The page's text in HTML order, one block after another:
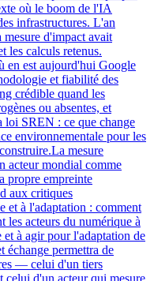
où le boom de l'IA
infrastructures. L'an
d'impact avait
les calculs retenus.
en est aujourd'hui Google
et fiabilité des
crédible quand les
ou absentes, et
loi SREN : ce que change
environnementale pour les
mesure
acteur mondial comme
propre empreinte
aux critiques
et à l'adaptation : comment
les acteurs du numérique à
à agir pour l'adaptation de
échange permettra de
— celui d'un tiers
celui d'un acteur qui mesure